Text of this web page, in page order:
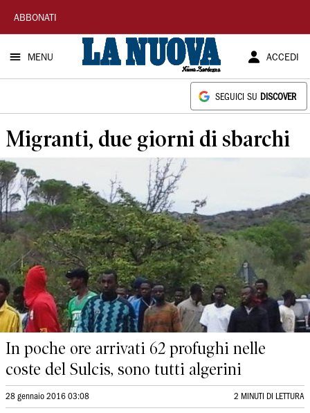
La
Nuova
Sardegna
ABBONATI
MENU ACCEDI
SEGUICI SU DISCOVER
Migranti, due giorni di sbarchi
In poche ore arrivati 62 profughi nelle
coste del Sulcis, sono tutti algerini
28 gennaio 2016 03:08 2 MINUTI DI LETTURA